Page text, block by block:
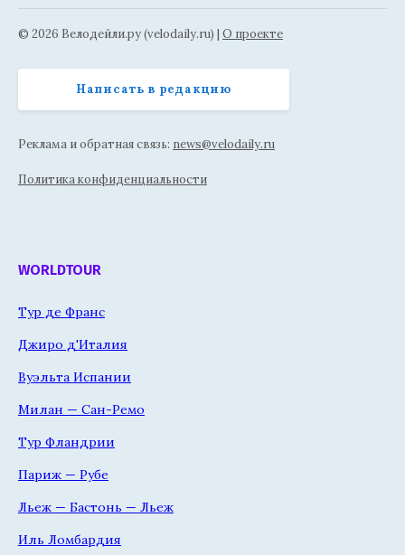
© 2026 Велодейли.ру (velodaily.ru) | О проекте
Написать в редакцию
Реклама и обратная связь: news@velodaily.ru
Политика конфиденциальности
WORLDTOUR
Тур де Франс
Джиро д'Италия
Вуэльта Испании
Милан — Сан-Ремо
Тур Фландрии
Париж — Рубе
Льеж — Бастонь — Льеж
Иль Ломбардия